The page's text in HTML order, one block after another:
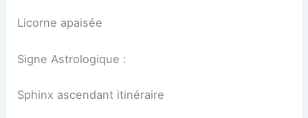
Licorne apaisée
Signe Astrologique :
Sphinx ascendant itinéraire